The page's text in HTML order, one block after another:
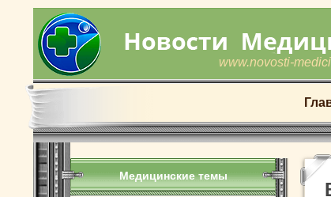
www.novosti-
Медицинские темы